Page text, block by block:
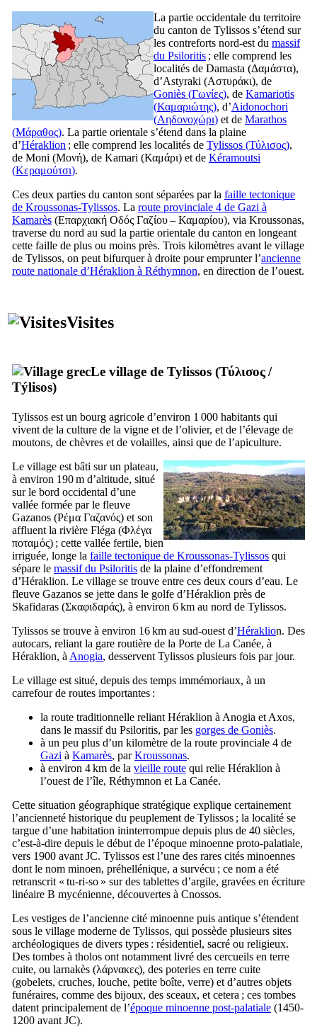
La partie occidentale du territoire
du canton de Tylissos s’étend sur
les contreforts nord-est du massif
du Psiloritis ; elle comprend les
localités de Damasta (Δαμάστα),
d’Astyraki (Αστυράκι), de
Goniès (Γωνίες), de Kamariotis
(Καμαριώτης), d’Aidonochori
(Αηδονοχώρι) et de Marathos
(Μάραθος). La partie orientale s’étend dans la plaine
d’Héraklion ; elle comprend les localités de Tylissos (Τύλισος),
de Moni (Μονή), de Kamari (Καμάρι) et de Kéramoutsi
(Κεραμούτσι).
Ces deux parties du canton sont séparées par la faille tectonique
de Kroussonas-Tylissos. La route provinciale 4 de Gazi à
Kamarès (Επαρχιακή Οδός Γαζίου – Καμαρίου), via Kroussonas,
traverse du nord au sud la partie orientale du canton en longeant
cette faille de plus ou moins près. Trois kilomètres avant le village
de Tylissos, on peut bifurquer à droite pour emprunter l’ancienne
route nationale d’Héraklion à Réthymnon, en direction de l’ouest.
Visites
Le village de Tylissos (Τύλισος/
Týlisos)
Tylissos est un bourg agricole d’environ 1 000 habitants qui
vivent de la culture de la vigne et de l’olivier, et de l’élevage de
moutons, de chèvres et de volailles, ainsi que de l’apiculture.
Le village est bâti sur un plateau,
à environ 190 m d’altitude, situé
sur le bord occidental d’une
vallée formée par le fleuve
Gazanos (Ρέμα Γαζανός) et son
affluent la rivière Fléga (Φλέγα
ποταμός) ; cette vallée fertile, bien
irriguée, longe la faille tectonique de Kroussonas-Tylissos qui
sépare le massif du Psiloritis de la plaine d’effondrement
d’Héraklion. Le village se trouve entre ces deux cours d’eau. Le
fleuve Gazanos se jette dans le golfe d’Héraklion près de
Skafidaras (Σκαφιδαράς), à environ 6 km au nord de Tylissos.
Tylissos se trouve à environ 16 km au sud-ouest d’Héraklion. Des
autocars, reliant la gare routière de la Porte de La Canée, à
Héraklion, à Anogia, desservent Tylissos plusieurs fois par jour.
Le village est situé, depuis des temps immémoriaux, à un
carrefour de routes importantes :
la route traditionnelle reliant Héraklion à Anogia et Axos,
dans le massif du Psiloritis, par les gorges de Goniès.
à un peu plus d’un kilomètre de la route provinciale 4 de
Gazi à Kamarès, parKroussonas.
à environ 4 km de la vieille route qui relie Héraklion à
l’ouest de l’île, Réthymnon et La Canée.
Cette situation géographique stratégique explique certainement
l’ancienneté historique du peuplement de Tylissos ; la localité se
targue d’une habitation ininterrompue depuis plus de 40 siècles,
c’est-à-dire depuis le début de l’époque minoenne proto-palatiale,
vers 1900 avant JC. Tylissos est l’une des rares cités minoennes
dont le nom minoen, préhellénique, a survécu ; ce nom a été
retranscrit « tu-ri-so » sur des tablettes d’argile, gravées en écriture
linéaire B mycénienne, découvertes à Cnossos.
Les vestiges de l’ancienne cité minoenne puis antique s’étendent
sous le village moderne de Tylissos, qui possède plusieurs sites
archéologiques de divers types : résidentiel, sacré ou religieux.
Des tombes à tholos ont notamment livré des cercueils en terre
cuite, ou larnakès (λάρνακες), des poteries en terre cuite
(gobelets, cruches, louche, petite boîte, verre) et d’autres objets
funéraires, comme des bijoux, des sceaux, et cetera ; ces tombes
datent principalement de l’époque minoenne post-palatiale (1450-
1200 avant JC).